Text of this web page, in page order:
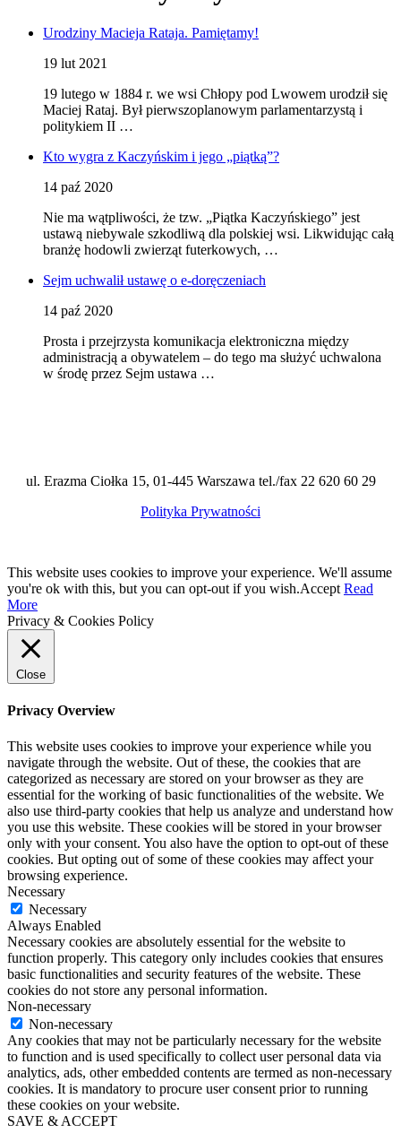
Urodziny Macieja Rataja. Pamiętamy!
19 lut 2021
19 lutego w 1884 r. we wsi Chłopy pod Lwowem urodził się
Maciej Rataj. Był pierwszoplanowym parlamentarzystą i
politykiem II …
Kto wygra z Kaczyńskim i jego „piątką”?
14 paź 2020
Nie ma wątpliwości, że tzw. „Piątka Kaczyńskiego” jest
ustawą niebywale szkodliwą dla polskiej wsi. Likwidując całą
branżę hodowli zwierząt futerkowych, …
Sejm uchwalił ustawę o e-doręczeniach
14 paź 2020
Prosta i przejrzysta komunikacja elektroniczna między
administracją a obywatelem – do tego ma służyć uchwalona
w środę przez Sejm ustawa …
ul. Erazma Ciołka 15, 01-445 Warszawa tel./fax 22 620 60 29
Polityka Prywatności
This website uses cookies to improve your experience. We'll assume
you're ok with this, but you can opt-out if you wish.Accept Read
More
Privacy & Cookies Policy
Close
Privacy Overview
This website uses cookies to improve your experience while you
navigate through the website. Out of these, the cookies that are
categorized as necessary are stored on your browser as they are
essential for the working of basic functionalities of the website. We
also use third-party cookies that help us analyze and understand how
you use this website. These cookies will be stored in your browser
only with your consent. You also have the option to opt-out of these
cookies. But opting out of some of these cookies may affect your
browsing experience.
Necessary
Necessary
Always Enabled
Necessary cookies are absolutely essential for the website to
function properly. This category only includes cookies that ensures
basic functionalities and security features of the website. These
cookies do not store any personal information.
Non-necessary
Non-necessary
Any cookies that may not be particularly necessary for the website
to function and is used specifically to collect user personal data via
analytics, ads, other embedded contents are termed as non-necessary
cookies. It is mandatory to procure user consent prior to running
these cookies on your website.
SAVE & ACCEPT